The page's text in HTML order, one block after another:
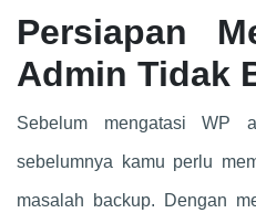
Persiapan
Admin Tidak
Sebelum mengatasi WP
sebelumnya kamu perlu
masalah backup. Dengan